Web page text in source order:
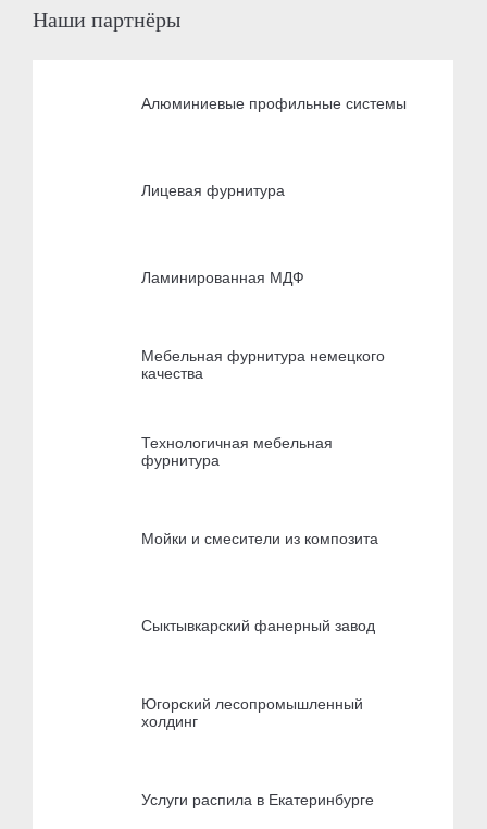
Наши партнёры
Алюминиевые профильные системы
Лицевая фурнитура
Ламинированная МДФ
Мебельная фурнитура немецкого
качества
Технологичная мебельная
фурнитура
Мойки и смесители из композита
Сыктывкарский фанерный завод
Югорский лесопромышленный
холдинг
Услуги распила в Екатеринбурге